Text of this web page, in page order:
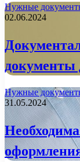
Нужные
02.06.2024
документы
Нужные
31.05.2024